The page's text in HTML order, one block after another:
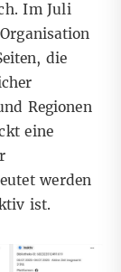
Im Juli
die
Regionen
eine
werden
ist.